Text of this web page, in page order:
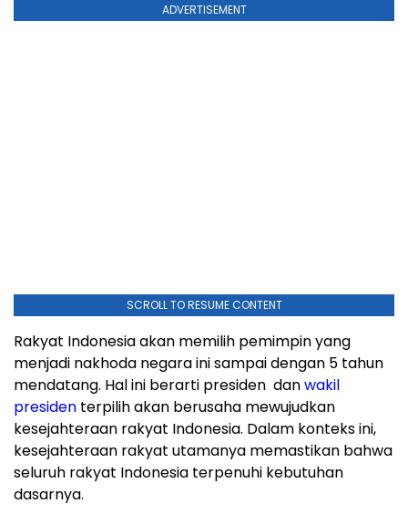
ADVERTISEMENT
SCROLL TO RESUME CONTENT
Rakyat Indonesia akan memilih pemimpin yang
menjadi nakhoda negara ini sampai dengan 5 tahun
mendatang. Hal ini berarti presiden danwakil
presiden terpilih akan berusaha mewujudkan
kesejahteraan rakyat Indonesia. Dalam konteks ini,
kesejahteraan rakyat utamanya memastikan bahwa
seluruh rakyat Indonesia terpenuhi kebutuhan
dasarnya.